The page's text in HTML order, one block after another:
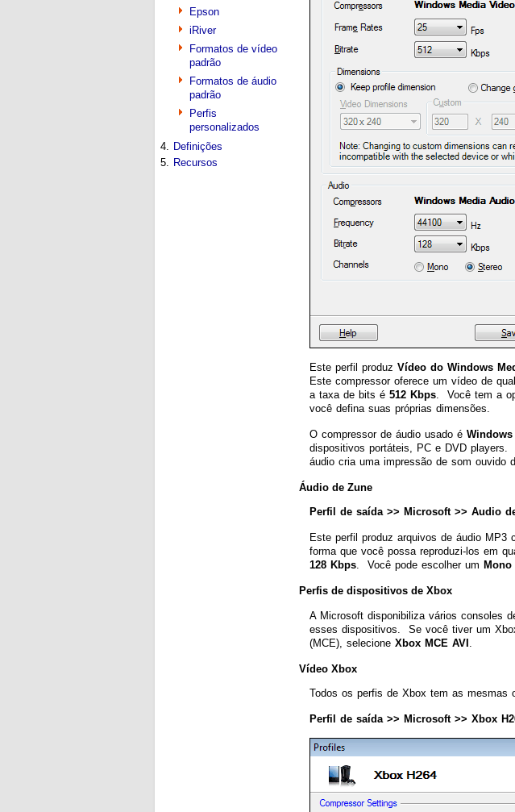
Epson
iRiver
Formatos de vídeo
padrão
Formatos de áudio
padrão
Perfis
personalizados
4. Definições
5. Recursos
Este perfil produz Vídeo do Windows
Este compressor oferece um vídeo de
a taxa de bits é 512 Kbps . Você tem a
você defina suas próprias dimensões.
O compressor de áudio usado é
dispositivos portáteis, PC e DVD players.
áudio cria uma impressão de som ouvido
Áudio de Zune
Perfil de saída >> Microsoft >> Audio
Este perfil produz arquivos de áudio MP3
forma que você possa reproduzi-los em
128 Kbps. Você pode escolher um Mono
Perfis de dispositivos de Xbox
A Microsoft disponibiliza vários consoles
esses dispositivos. Se você tiver um
(MCE), selecione Xbox MCE AVI
Vídeo Xbox
Todos os perfis de Xbox tem as mesmas
Perfil de saída >> Microsoft >> Xbox